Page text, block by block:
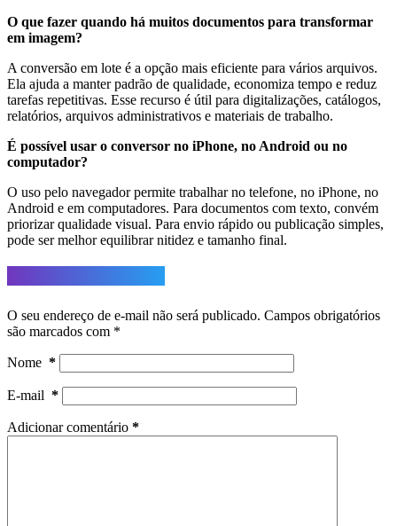
O que fazer quando há muitos documentos para transformar
em imagem?
A conversão em lote é a opção mais eficiente para vários arquivos.
Ela ajuda a manter padrão de qualidade, economiza tempo e reduz
tarefas repetitivas. Esse recurso é útil para digitalizações, catálogos,
relatórios, arquivos administrativos e materiais de trabalho.
É possível usar o conversor no iPhone, no Android ou no
computador?
O uso pelo navegador permite trabalhar no telefone, no iPhone, no
Android e em computadores. Para documentos com texto, convém
priorizar qualidade visual. Para envio rápido ou publicação simples,
pode ser melhor equilibrar nitidez e tamanho final.
O seu endereço de e-mail não será publicado. Campos obrigatórios
são marcados com *
Nome *
E-mail *
Adicionar comentário *